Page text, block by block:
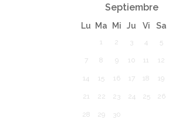
Septiembre
Lu Ma Mi Ju Vi Sa
1 2 3 4 5
7 8 9 10 11 12
14 15 16 17 18 19
21 22 23 24 25 26
28 29 30